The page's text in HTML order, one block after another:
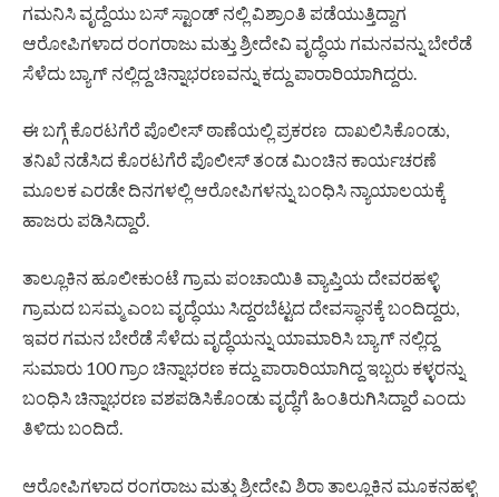
ಗಮನಿಸಿ ವೃದ್ದೆಯು ಬಸ್ ಸ್ಟಾಂಡ್ ನಲ್ಲಿ ವಿಶ್ರಾಂತಿ ಪಡೆಯುತ್ತಿದ್ದಾಗ
ಆರೋಪಿಗಳಾದ ರಂಗರಾಜು ಮತ್ತು ಶ್ರೀದೇವಿ ವೃದ್ಧೆಯ ಗಮನವನ್ನು ಬೇರೆಡೆ
ಸೆಳೆದು ಬ್ಯಾಗ್‌ ನಲ್ಲಿದ್ದ ಚಿನ್ನಾಭರಣವನ್ನು ಕದ್ದು ಪಾರಾರಿಯಾಗಿದ್ದರು.
ಈ ಬಗ್ಗೆ ಕೊರಟಗೆರೆ ಪೊಲೀಸ್ ಠಾಣೆಯಲ್ಲಿ ಪ್ರಕರಣ ದಾಖಲಿಸಿಕೊಂಡು,
ತನಿಖೆ ನಡೆಸಿದ ಕೊರಟಗೆರೆ ಪೊಲೀಸ್ ತಂಡ ಮಿಂಚಿನ ಕಾರ್ಯಚರಣೆ
ಮೂಲಕ ಎರಡೇ ದಿನಗಳಲ್ಲಿ ಆರೋಪಿಗಳನ್ನು ಬಂಧಿಸಿ ನ್ಯಾಯಾಲಯಕ್ಕೆ
ಹಾಜರು ಪಡಿಸಿದ್ದಾರೆ.
ತಾಲ್ಲೂಕಿನ ಹೂಲೀಕುಂಟೆ ಗ್ರಾಮ ಪಂಚಾಯಿತಿ ವ್ಯಾಪ್ತಿಯ ದೇವರಹಳ್ಳಿ
ಗ್ರಾಮದ ಬಸಮ್ಮ ಎಂಬ ವೃದ್ಧೆಯು ಸಿದ್ದರಬೆಟ್ಟದ ದೇವಸ್ಥಾನಕ್ಕೆ ಬಂದಿದ್ದರು,
ಇವರ ಗಮನ ಬೇರೆಡೆ ಸೆಳೆದು ವೃದ್ಧೆಯನ್ನು ಯಾಮಾರಿಸಿ ಬ್ಯಾಗ್ ನಲ್ಲಿದ್ದ
ಸುಮಾರು 100 ಗ್ರಾಂ ಚಿನ್ನಾಭರಣ ಕದ್ದು ಪಾರಾರಿಯಾಗಿದ್ದ ಇಬ್ಬರು ಕಳ್ಳರನ್ನು
ಬಂಧಿಸಿ ಚಿನ್ನಾಭರಣ ವಶಪಡಿಸಿಕೊಂಡು ವೃದ್ಧೆಗೆ ಹಿಂತಿರುಗಿಸಿದ್ದಾರೆ ಎಂದು
ತಿಳಿದು ಬಂದಿದೆ.
ಆರೋಪಿಗಳಾದ ರಂಗರಾಜು ಮತ್ತು ಶ್ರೀದೇವಿ ಶಿರಾ ತಾಲ್ಲೂಕಿನ ಮೂಕನಹಳ್ಳಿ